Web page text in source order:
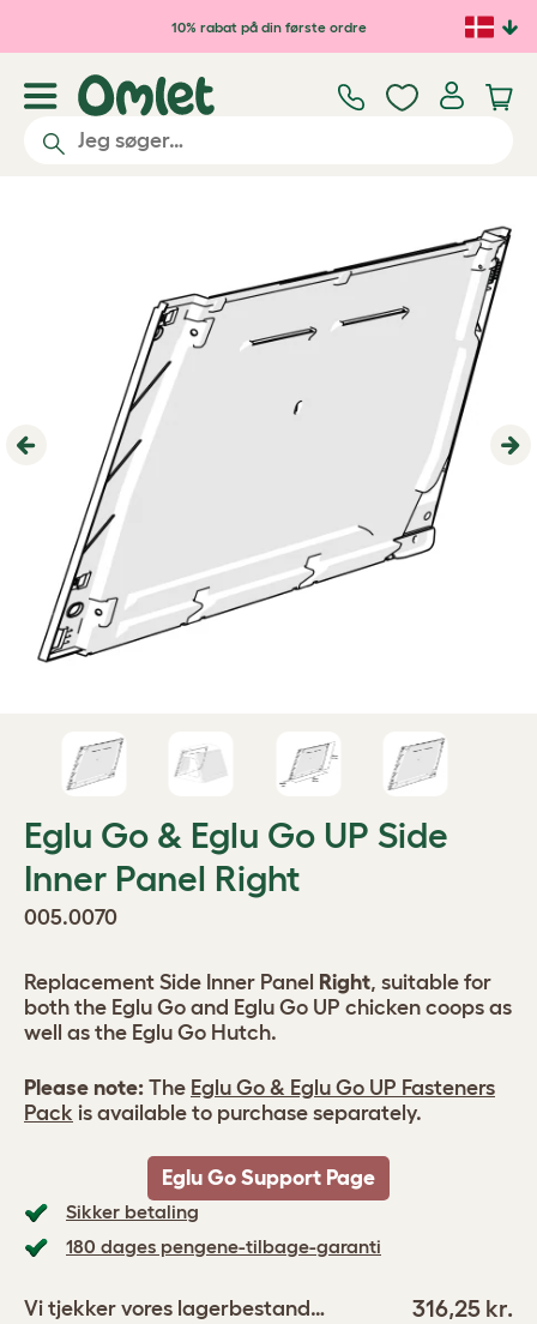
Gå til hovedindhold10% rabat på din første ordre
Previous
Eglu Go & Eglu Go UP Side
Inner Panel Right
005.0070
Sikker betaling
180 dages pengene-tilbage-garanti
Vi tjekker vores lagerbestand… 316,25 kr.
Replacement Side Inner Panel Right, suitable for
both the Eglu Go and Eglu Go UP chicken coops as
well as the Eglu Go Hutch.
Please note: The Eglu Go & Eglu Go UP Fasteners
Pack is available to purchase separately.
Eglu Go Support Page